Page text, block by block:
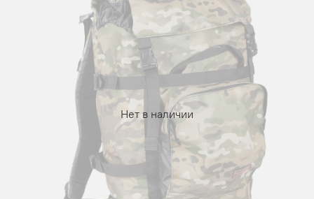
Нет в наличии